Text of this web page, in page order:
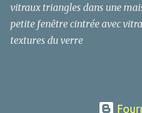
vitraux triangles dans une
petite fenêtre cintrée avec
textures du verre